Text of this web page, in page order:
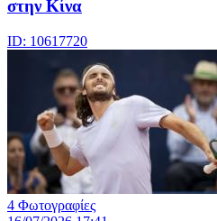
στην Κίνα
ID: 10617720
4 Φωτογραφίες